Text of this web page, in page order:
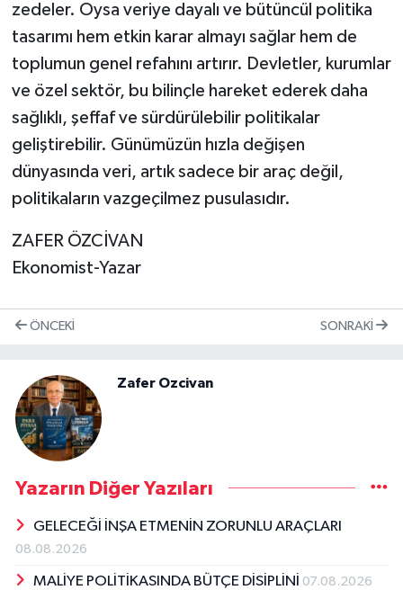
zedeler. Oysa veriye dayalı ve bütüncül politika
tasarımı hem etkin karar almayı sağlar hem de
toplumun genel refahını artırır. Devletler, kurumlar
ve özel sektör, bu bilinçle hareket ederek daha
sağlıklı, şeffaf ve sürdürülebilir politikalar
geliştirebilir. Günümüzün hızla değişen
dünyasında veri, artık sadece bir araç değil,
politikaların vazgeçilmez pusulasıdır.
ZAFER ÖZCİVAN
Ekonomist-Yazar
ÖNCEKI SONRAKI
Zafer Ozcivan
Yazarın Diğer Yazıları
GELECEĞİ İNŞA ETMENİN ZORUNLU ARAÇLARI
08.08.2026
MALİYE POLİTİKASINDA BÜTÇE DİSİPLİNİ 07.08.2026